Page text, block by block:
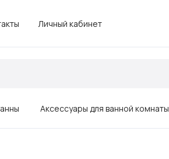
Личный кабинет
Аксессуары для ванной комнаты